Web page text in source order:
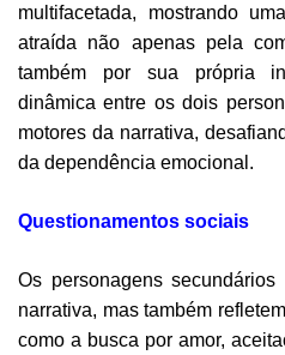
multifacetada, mostrando
atraída não apenas pela
também por sua própria
dinâmica entre os dois
motores da narrativa,
da dependência emocional.
Questionamentos sociais
Os personagens
narrativa, mas também
como a busca por amor,